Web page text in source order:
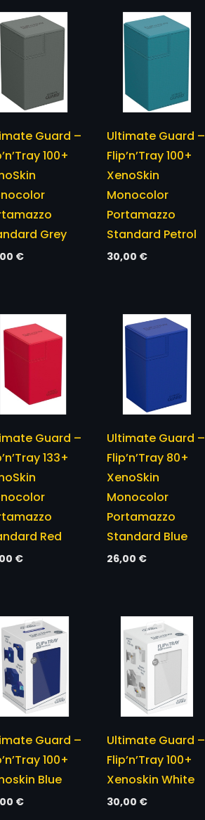
Guard –
100+
Grey
€
Ultimate Guard –
Flip’n’Tray 100+
XenoSkin
Monocolor
Portamazzo
Standard Petrol
30,00 €
Guard –
133+
Red
€
Ultimate Guard –
Flip’n’Tray 80+
XenoSkin
Monocolor
Portamazzo
Standard Blue
26,00 €
Guard –
100+
Blue
€
Ultimate Guard –
Flip’n’Tray 100+
Xenoskin White
30,00 €